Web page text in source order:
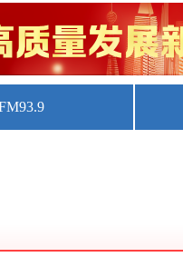
稳致远
队现代化
工作攻坚推
工作